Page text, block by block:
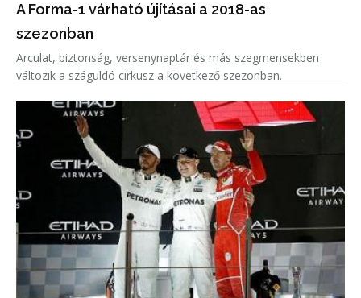
A Forma-1 várható újításai a 2018-as
szezonban
Arculat, biztonság, versenynaptár és más szegmensekben
változik a száguldó cirkusz a következő szezonban.